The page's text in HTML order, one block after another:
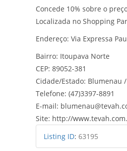
Concede 10% sobre o
Localizada no Shopping
Endereço: Via Expressa
Bairro: Itoupava Norte
CEP: 89052-381
Cidade/Estado: Blumenau /
Telefone: (47)3397-8891
E-mail:
Site: http://
Listing ID: 63195